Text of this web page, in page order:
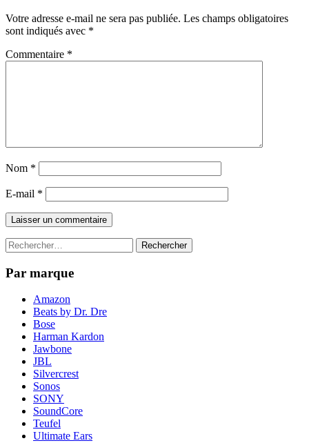
Votre adresse e-mail ne sera pas publiée. Les champs obligatoires
sont indiqués avec *
Commentaire *
Nom *
E-mail *
Rechercher :
Par marque
Amazon
Beats by Dr. Dre
Bose
Harman Kardon
Jawbone
JBL
Silvercrest
Sonos
SONY
SoundCore
Teufel
Ultimate Ears